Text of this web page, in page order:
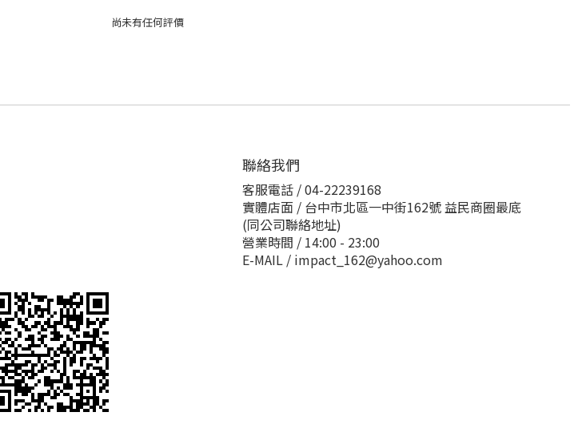
尚未有任何評價
聯絡我們
客服電話 / 04-22239168
實體店面 / 台中市北區一中街162號 益民商圈最底
(同公司聯絡地址)
營業時間 / 14:00 - 23:00
E-MAIL / impact_162@yahoo.com